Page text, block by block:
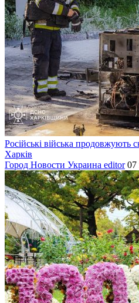
Російські війська продовжують
Харків
Город Новости Украина editor 07